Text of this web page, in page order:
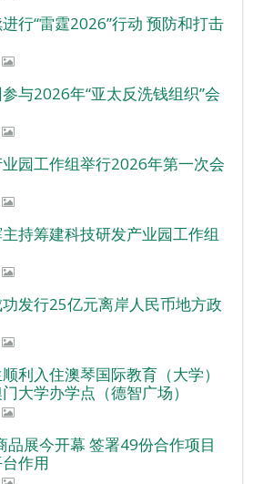
行“雷霆2026”行动 预防和打击
与2026年“亚太反洗钱组织”会
园工作组举行2026年第一次会
持筹建科技研发产业园工作组
发行25亿元离岸人民币地方政
利入住澳琴国际教育（大学）
学办学点（德智广场）
品展今开幕 签署49份合作项目
作用